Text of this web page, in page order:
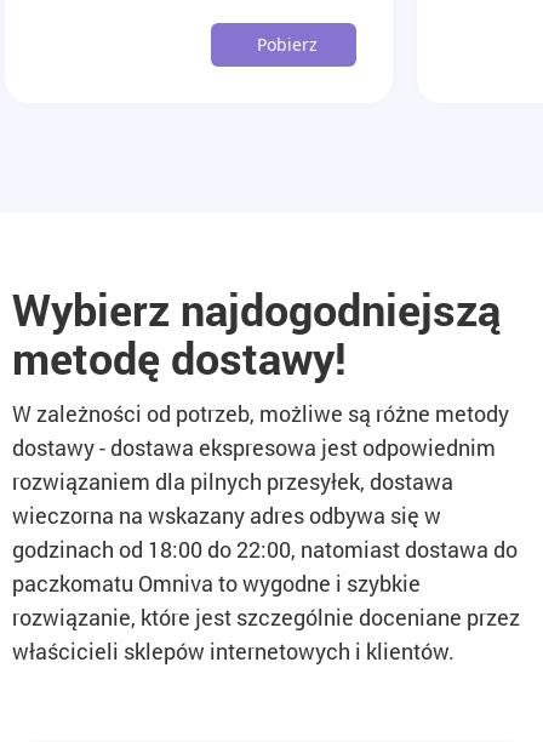
Pobierz
Wybierz najdogodniejszą
metodę dostawy!
W zależności od potrzeb, możliwe są różne metody
dostawy - dostawa ekspresowa jest odpowiednim
rozwiązaniem dla pilnych przesyłek, dostawa
wieczorna na wskazany adres odbywa się w
godzinach od 18:00 do 22:00, natomiast dostawa do
paczkomatu Omniva to wygodne i szybkie
rozwiązanie, które jest szczególnie doceniane przez
właścicieli sklepów internetowych i klientów.